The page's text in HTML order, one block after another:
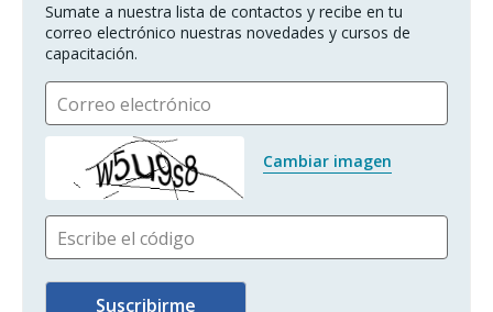
Sumate a nuestra lista de contactos y recibe en tu
correo electrónico nuestras novedades y cursos de
capacitación.
Correo electrónico
Cambiar imagen
Escribe el código